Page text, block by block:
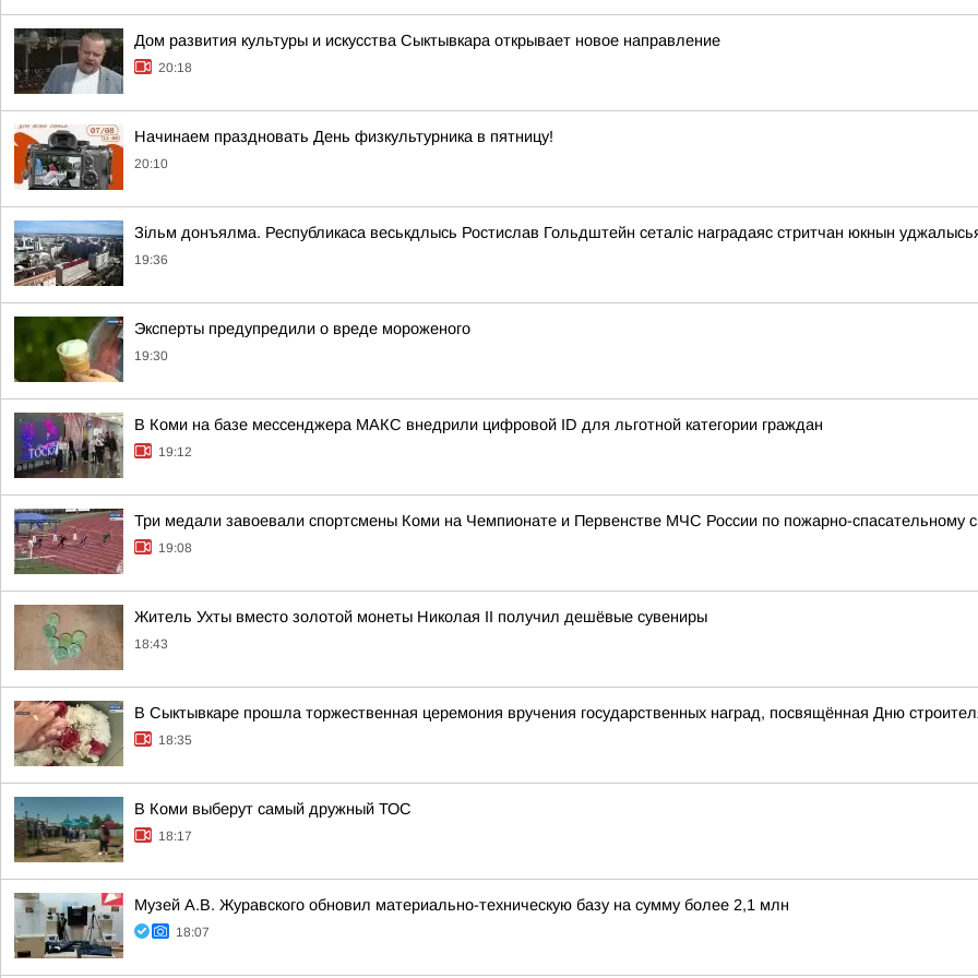
Дом развития культуры и искусства Сыктывкара открывает новое направление
20:18
Начинаем праздновать День физкультурника в пятницу!
20:10
Зільм донъялма. Республикаса веськдлысь Ростислав Гольдштейн сеталіс наградаяс стритчан юкнын
19:36
Эксперты предупредили о вреде мороженого
19:30
В Коми на базе мессенджера МАКС внедрили цифровой ID для льготной категории граждан
19:12
Три медали завоевали спортсмены Коми на Чемпионате и Первенстве МЧС России по пожарно-спасательному
19:08
Житель Ухты вместо золотой монеты Николая II получил дешёвые сувениры
18:43
В Сыктывкаре прошла торжественная церемония вручения государственных наград, посвящённая Дню
18:35
В Коми выберут самый дружный ТОС
18:17
Музей А.В. Журавского обновил материально-техническую базу на сумму более 2,1 млн
18:07